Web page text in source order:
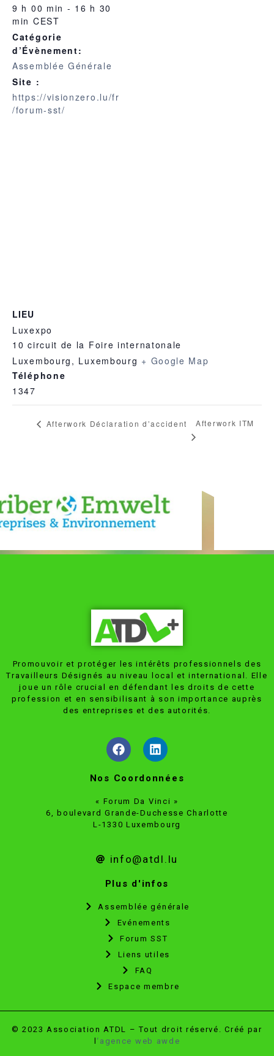
9 h 00 min - 16 h 30
min CEST
Catégorie
d’Évènement:
Assemblée Générale
Site :
https://visionzero.lu/fr
/forum-sst/
LIEU
Luxexpo
10 circuit de la Foire internatonale
Luxembourg , Luxembourg + Google Map
Téléphone
1347
Afterwork Déclaration d’accident Afterwork ITM
Promouvoir et protéger les intérêts professionnels des
Travailleurs Désignés au niveau local et international. Elle
joue un rôle crucial en défendant les droits de cette
profession et en sensibilisant à son importance auprès
des entreprises et des autorités.
Nos Coordonnées
« Forum Da Vinci »
6, boulevard Grande-Duchesse Charlotte
L-1330 Luxembourg
info@atdl.lu
Plus d'infos
Assemblée générale
Evénements
Forum SST
Liens utiles
FAQ
Espace membre
© 2023 Association ATDL – Tout droit réservé. Créé par
‘agence web awde